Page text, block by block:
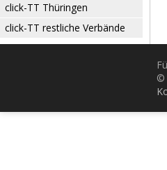
click-TT Thüringen
click-TT restliche Verbände
©